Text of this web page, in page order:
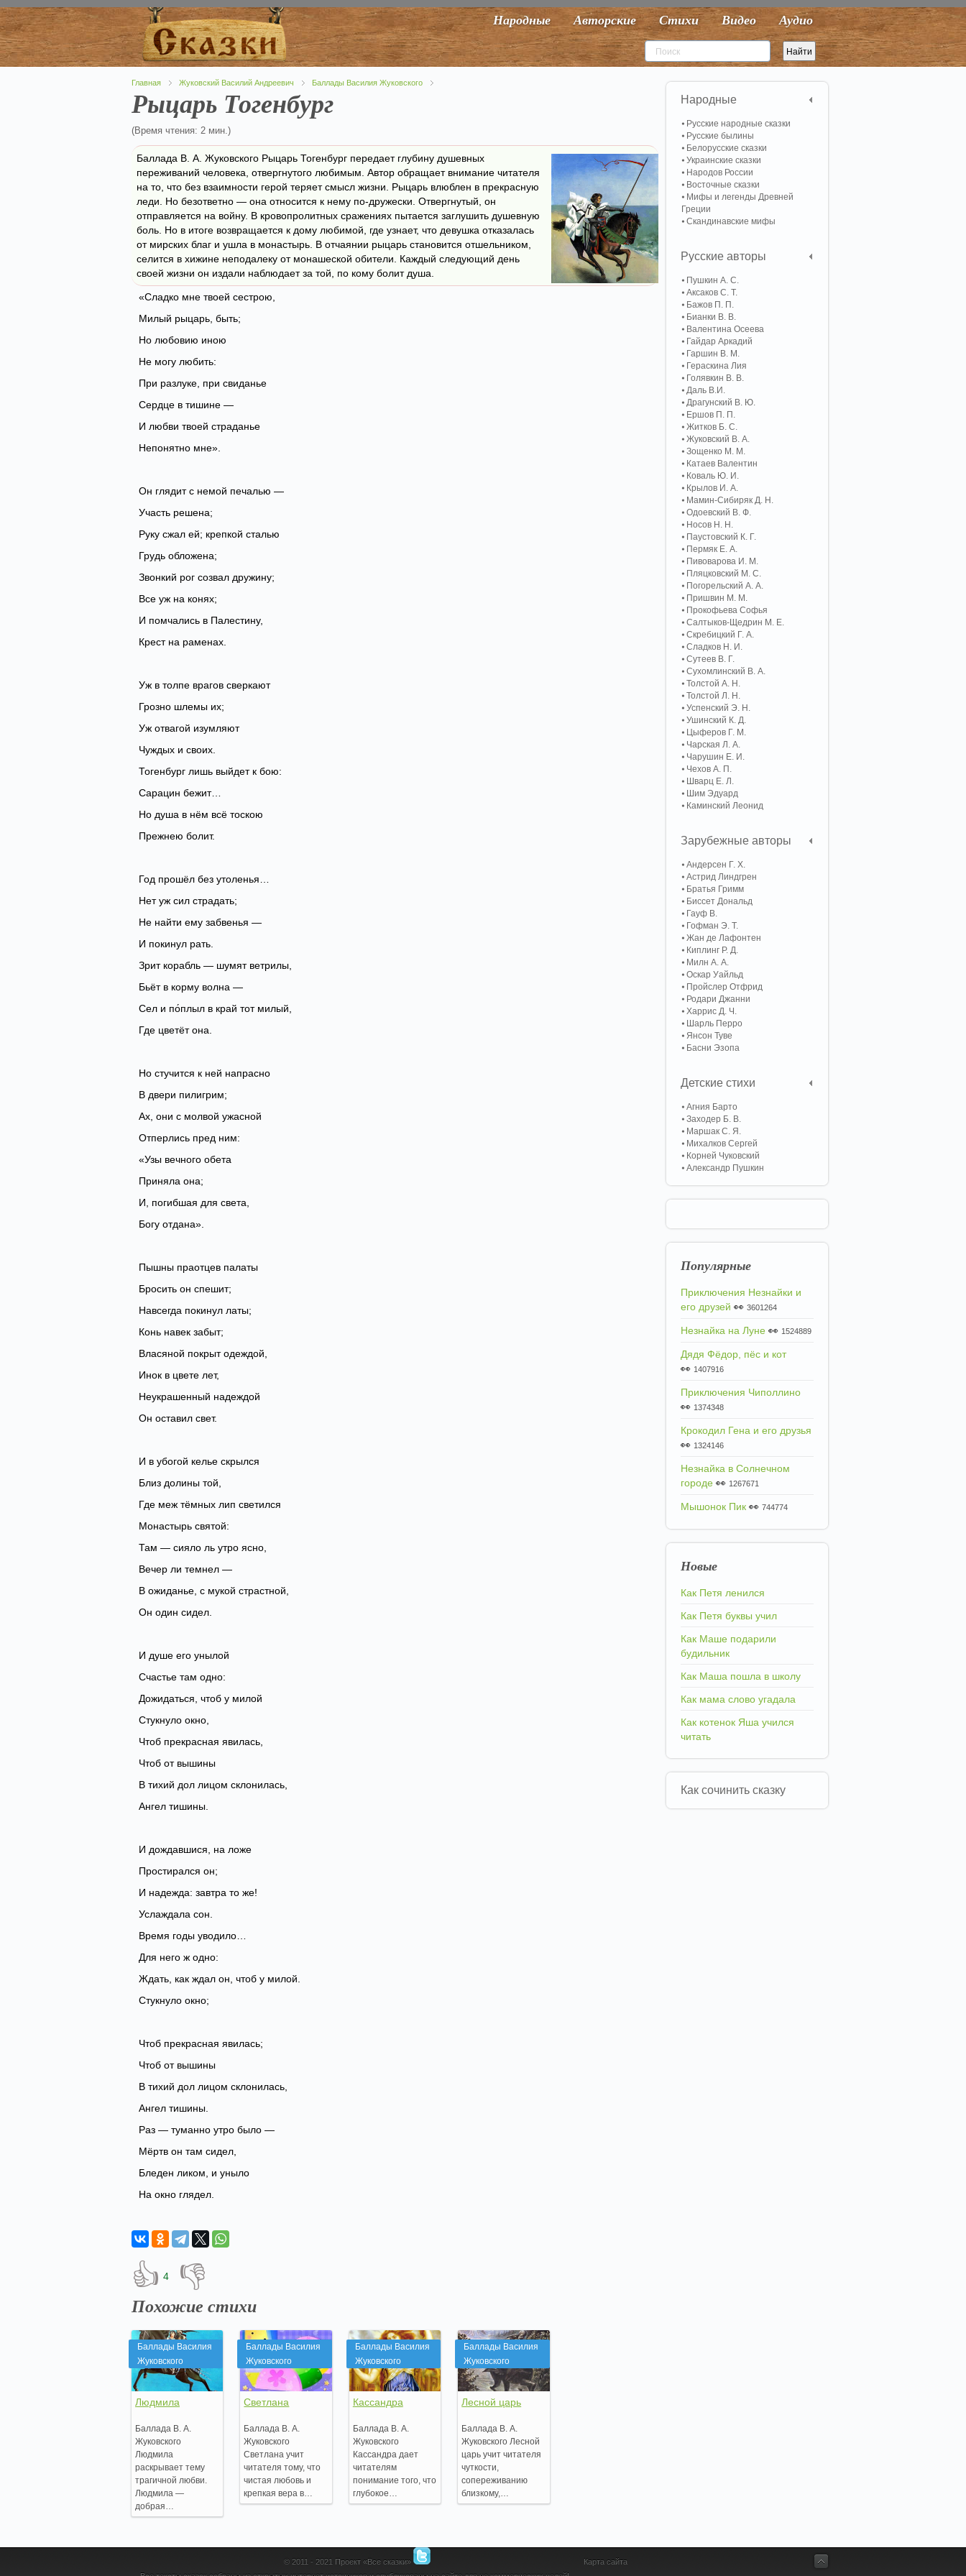
Народные Авторские Стихи Видео Аудио
Главная Жуковский Василий Андреевич Баллады Василия Жуковского
Рыцарь Тогенбург
(Время чтения: 2 мин.)
Баллада В. А. Жуковского Рыцарь Тогенбург передает глубину душевных
переживаний человека, отвергнутого любимым. Автор обращает внимание читателя
на то, что без взаимности герой теряет смысл жизни. Рыцарь влюблен в прекрасную
леди. Но безответно — она относится к нему по-дружески. Отвергнутый, он
отправляется на войну. В кровопролитных сражениях пытается заглушить душевную
боль. Но в итоге возвращается к дому любимой, где узнает, что девушка отказалась
от мирских благ и ушла в монастырь. В отчаянии рыцарь становится отшельником,
селится в хижине неподалеку от монашеской обители. Каждый следующий день
своей жизни он издали наблюдает за той, по кому болит душа.
«Сладко мне твоей сестрою,
Милый рыцарь, быть;
Но любовию иною
Не могу любить:
При разлуке, при свиданье
Сердце в тишине —
И любви твоей страданье
Непонятно мне».
Он глядит с немой печалью —
Участь решена;
Руку сжал ей; крепкой сталью
Грудь обложена;
Звонкий рог созвал дружину;
Все уж на конях;
И помчались в Палестину,
Крест на раменах.
Уж в толпе врагов сверкают
Грозно шлемы их;
Уж отвагой изумляют
Чуждых и своих.
Тогенбург лишь выйдет к бою:
Сарацин бежит…
Но душа в нём всё тоскою
Прежнею болит.
Год прошёл без утоленья…
Нет уж сил страдать;
Не найти ему забвенья —
И покинул рать.
Зрит корабль — шумят ветрилы,
Бьёт в корму волна —
Сел и по́плыл в край тот милый,
Где цветёт она.
Но стучится к ней напрасно
В двери пилигрим;
Ах, они с молвой ужасной
Отперлись пред ним:
«Узы вечного обета
Приняла она;
И, погибшая для света,
Богу отдана».
Пышны праотцев палаты
Бросить он спешит;
Навсегда покинул латы;
Конь навек забыт;
Власяной покрыт одеждой,
Инок в цвете лет,
Неукрашенный надеждой
Он оставил свет.
И в убогой келье скрылся
Близ долины той,
Где меж тёмных лип светился
Монастырь святой:
Там — сияло ль утро ясно,
Вечер ли темнел —
В ожиданье, с мукой страстной,
Он один сидел.
И душе его унылой
Счастье там одно:
Дожидаться, чтоб у милой
Стукнуло окно,
Чтоб прекрасная явилась,
Чтоб от вышины
В тихий дол лицом склонилась,
Ангел тишины.
И дождавшися, на ложе
Простирался он;
И надежда: завтра то же!
Услаждала сон.
Время годы уводило…
Для него ж одно:
Ждать, как ждал он, чтоб у милой.
Стукнуло окно;
Чтоб прекрасная явилась;
Чтоб от вышины
В тихий дол лицом склонилась,
Ангел тишины.
Раз — туманно утро было —
Мёртв он там сидел,
Бледен ликом, и уныло
На окно глядел.
👍 4 👎
Похожие стихи
Баллады Василия
Жуковского
Людмила
Баллада В. А.
Жуковского
Людмила
раскрывает тему
трагичной любви.
Людмила —
добрая…
Баллады Василия
Жуковского
Светлана
Баллада В. А.
Жуковского
Светлана учит
читателя тому, что
чистая любовь и
крепкая вера в…
Баллады Василия
Жуковского
Кассандра
Баллада В. А.
Жуковского
Кассандра дает
читателям
понимание того, что
глубокое…
Баллады Василия
Жуковского
Лесной царь
Баллада В. А.
Жуковского Лесной
царь учит читателя
чуткости,
сопереживанию
близкому,…
Народные
Русские народные сказки
Русские былины
Белорусские сказки
Украинские сказки
Народов России
Восточные сказки
Мифы и легенды Древней
Греции
Скандинавские мифы
Русские авторы
Пушкин А. С.
Аксаков С. Т.
Бажов П. П.
Бианки В. В.
Валентина Осеева
Гайдар Аркадий
Гаршин В. М.
Гераскина Лия
Голявкин В. В.
Даль В.И.
Драгунский В. Ю.
Ершов П. П.
Житков Б. С.
Жуковский В. А.
Зощенко М. М.
Катаев Валентин
Коваль Ю. И.
Крылов И. А.
Мамин-Сибиряк Д. Н.
Одоевский В. Ф.
Носов Н. Н.
Паустовский К. Г.
Пермяк Е. А.
Пивоварова И. М.
Пляцковский М. С.
Погорельский А. A.
Пришвин М. М.
Прокофьева Софья
Салтыков-Щедрин М. Е.
Скребицкий Г. А.
Сладков Н. И.
Сутеев В. Г.
Сухомлинский В. А.
Толстой А. Н.
Толстой Л. Н.
Успенский Э. Н.
Ушинский К. Д.
Цыферов Г. М.
Чарская Л. А.
Чарушин Е. И.
Чехов А. П.
Шварц Е. Л.
Шим Эдуард
Каминский Леонид
Зарубежные авторы
Андерсен Г. Х.
Астрид Линдгрен
Братья Гримм
Биссет Дональд
Гауф В.
Гофман Э. Т.
Жан де Лафонтен
Киплинг Р. Д.
Милн А. А.
Оскар Уайльд
Пройслер Отфрид
Родари Джанни
Харрис Д. Ч.
Шарль Перро
Янсон Туве
Басни Эзопа
Детские стихи
Агния Барто
Заходер Б. В.
Маршак С. Я.
Михалков Сергей
Корней Чуковский
Александр Пушкин
Популярные
Приключения Незнайки и
его друзей 👀 3601264
Незнайка на Луне 👀 1524889
Дядя Фёдор, пёс и кот
👀 1407916
Приключения Чиполлино
👀 1374348
Крокодил Гена и его друзья
👀 1324146
Незнайка в Солнечном
городе 👀 1267671
Мышонок Пик 👀 744774
Новые
Как Петя ленился
Как Петя буквы учил
Как Маше подарили
будильник
Как Маша пошла в школу
Как мама слово угадала
Как котенок Яша учился
читать
Как сочинить сказку
© 2011 - 2021 Проект «Все сказки»
Карта сайта